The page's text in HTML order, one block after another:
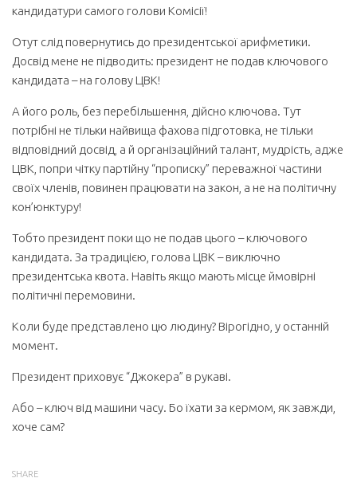
кандидатури самого голови Комісії!
Отут слід повернутись до президентської арифметики.
Досвід мене не підводить: президент не подав ключового
кандидата – на голову ЦВК!
А його роль, без перебільшення, дійсно ключова. Тут
потрібні не тільки найвища фахова підготовка, не тільки
відповідний досвід, а й організаційний талант, мудрість, адже
ЦВК, попри чітку партійну “прописку” переважної частини
своїх членів, повинен працювати на закон, а не на політичну
кон’юнктуру!
Тобто президент поки що не подав цього – ключового
кандидата. За традицією, голова ЦВК – виключно
президентська квота. Навіть якщо мають місце ймовірні
політичні перемовини.
Коли буде представлено цю людину? Вірогідно, у останній
момент.
Президент приховує “Джокера” в рукаві.
Або – ключ від машини часу. Бо їхати за кермом, як завжди,
хоче сам?
SHARE